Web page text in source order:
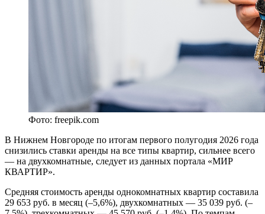
Фото: freepik.com
В Нижнем Новгороде по итогам первого полугодия 2026 года
снизились ставки аренды на все типы квартир, сильнее всего
— на двухкомнатные, следует из данных портала «МИР
КВАРТИР».
Средняя стоимость аренды однокомнатных квартир составила
29 653 руб. в месяц (–5,6%), двухкомнатных — 35 039 руб. (–